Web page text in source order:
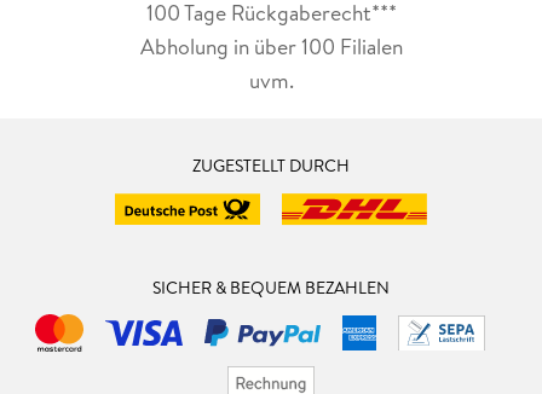
100 Tage Rückgaberecht***
Abholung in über 100 Filialen
uvm.
ZUGESTELLT DURCH
SICHER & BEQUEM BEZAHLEN